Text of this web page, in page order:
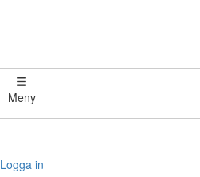
Meny
Logga in